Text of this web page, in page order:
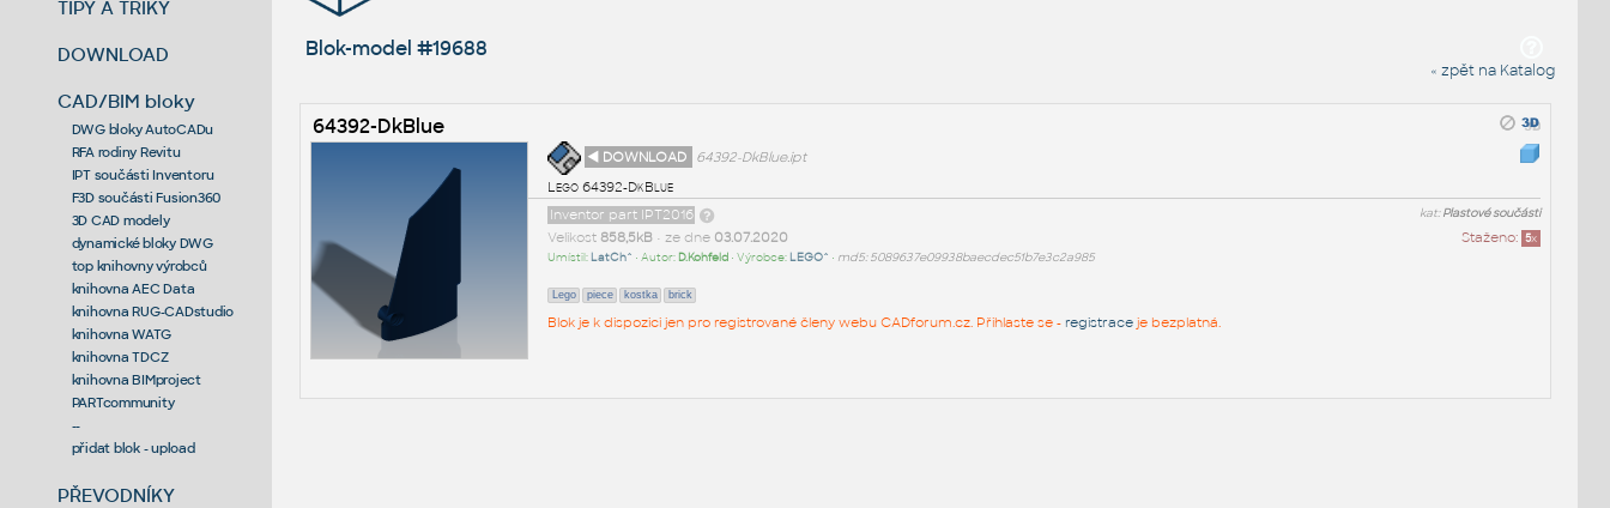
TIPY A TRIKY
DOWNLOAD
CAD/BIM bloky
DWG bloky AutoCADu
RFA rodiny Revitu
IPT součásti Inventoru
F3D součásti Fusion360
3D CAD modely
dynamické bloky DWG
top knihovny výrobců
knihovna AEC Data
knihovna RUG-CADstudio
knihovna WATG
knihovna TDCZ
knihovna BIMproject
PARTcommunity
--
přidat blok - upload
PŘEVODNÍKY
Blok-model #19688
« zpět na Katalog
64392-DkBlue
◄ DOWNLOAD
64392-DkBlue.ipt
Lego 64392-DkBlue
kat:Plastové součásti
Inventor part IPT2016
Staženo: 5x
Velikost 858,5kB• ze dne 03.07.2020
Umístil: LatCh^ • Autor: D.Kohfeld• Výrobce: LEGO^ • md5: 5089637e09938baecdec51b7e3c2a985
Lego piece kostka brick
Blok je k dispozici jen pro registrované členy webu CADforum.cz. Přihlaste se - registraceje bezplatná.